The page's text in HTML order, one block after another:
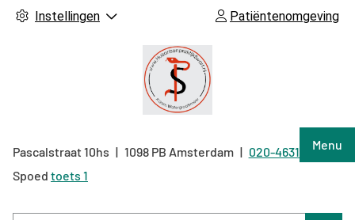
Instellingen Patiëntenomgeving
Menu
Pascalstraat10hs 1098 PB Amsterdam Tel:
020-4631040
Spoed toets 1